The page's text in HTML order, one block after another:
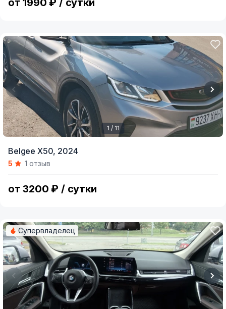
от 1990 ₽ / сутки
of
1 / 11
Belgee X50, 2024
5 1 отзыв
от 3200 ₽ / сутки
Супервладелец